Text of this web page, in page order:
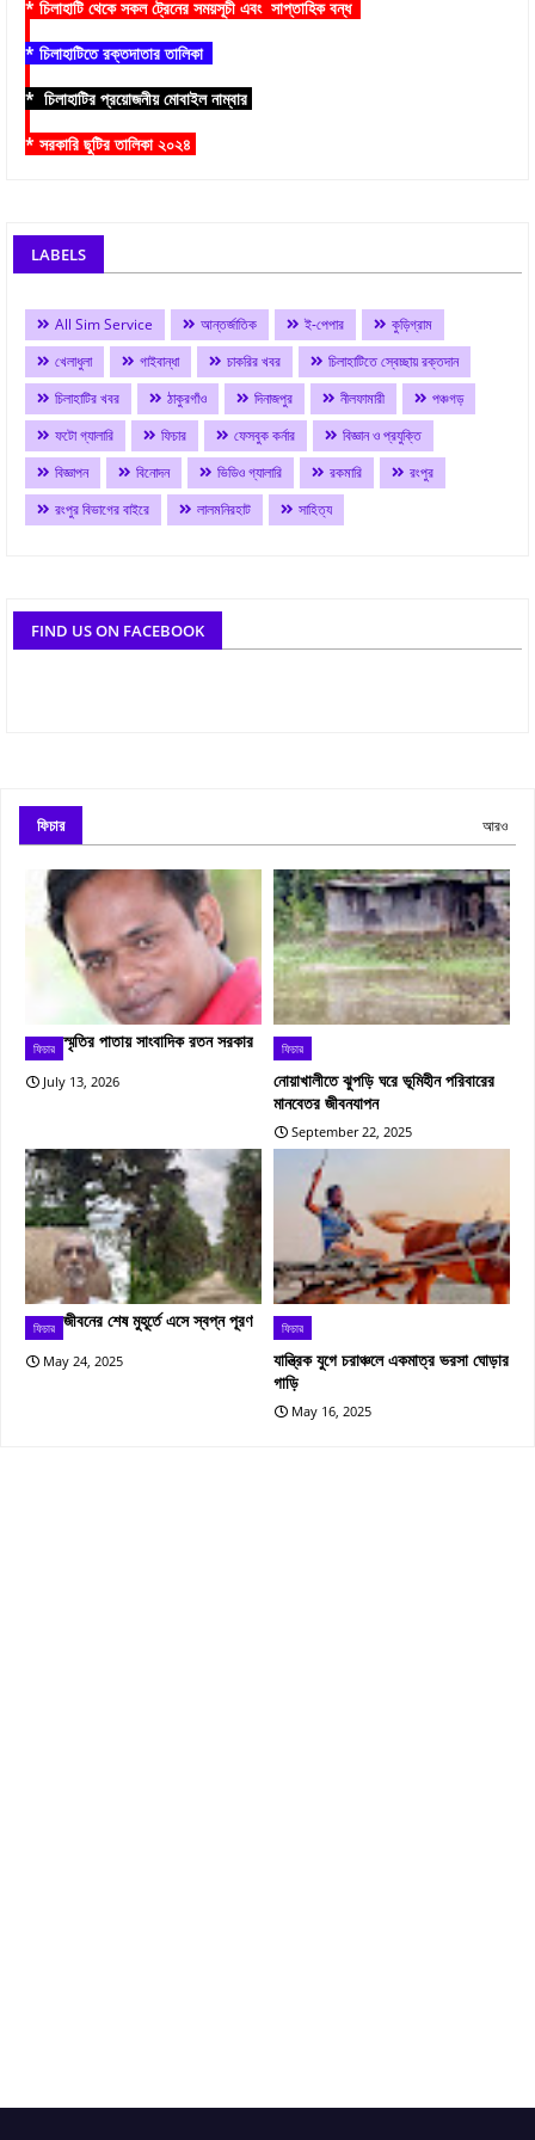
* চিলাহাটি থেকে সকল ট্রেনের সময়সূচী এবং সাপ্তাহিক বন্ধ
* চিলাহাটিতে রক্তদাতার তালিকা
* চিলাহাটির প্রয়োজনীয় মোবাইল নাম্বার
* সরকারি ছুটির তালিকা ২০২৪
LABELS
All Sim Service আন্তর্জাতিক ই-পেপার
কুড়িগ্রাম
খেলাধুলা
গাইবান্ধা চাকরির খবর
চিলাহাটিতে স্বেচ্ছায় রক্তদান
চিলাহাটির খবর
ঠাকুরগাঁও দিনাজপুর নীলফামারী
পঞ্চগড়
ফটো গ্যালারি
ফিচার ফেসবুক কর্নার
বিজ্ঞান ও প্রযুক্তি
বিজ্ঞাপন
বিনোদন ভিডিও গ্যালারি রকমারি
রংপুর
রংপুর বিভাগের বাইরে
লালমনিরহাট সাহিত্য
FIND US ON FACEBOOK
ফিচার আরও
ফিচার স্মৃতির পাতায় সাংবাদিক রতন সরকার
July 13, 2026
ফিচার
নোয়াখালীতে ঝুপড়ি ঘরে ভূমিহীন পরিবারের
মানবেতর জীবনযাপন
September 22, 2025
ফিচার জীবনের শেষ মুহূর্তে এসে স্বপ্ন পূরণ
May 24, 2025
ফিচার
যান্ত্রিক যুগে চরাঞ্চলে একমাত্র ভরসা ঘোড়ার
গাড়ি
May 16, 2025